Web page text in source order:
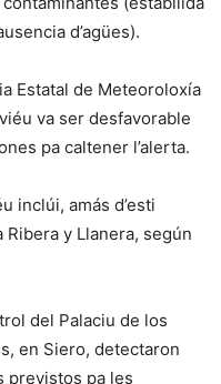
d’agües).
Estatal de Meteoroloxía
va ser desfavorable
pa caltener l’alerta.
inclúi, amás d’esti
y Llanera, según
del Palaciu de los
en Siero, detectaron
previstos pa les